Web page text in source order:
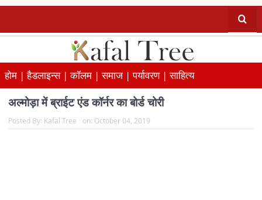
होम |हैडलाइन्स |कॉलम |समाज |पर्यावरण |साहित्य
अल्मोड़ा में ब्राईट एंड कॉर्नर का बोर्ड चोरी
Posted By: Kafal Tree on: October 04, 2019